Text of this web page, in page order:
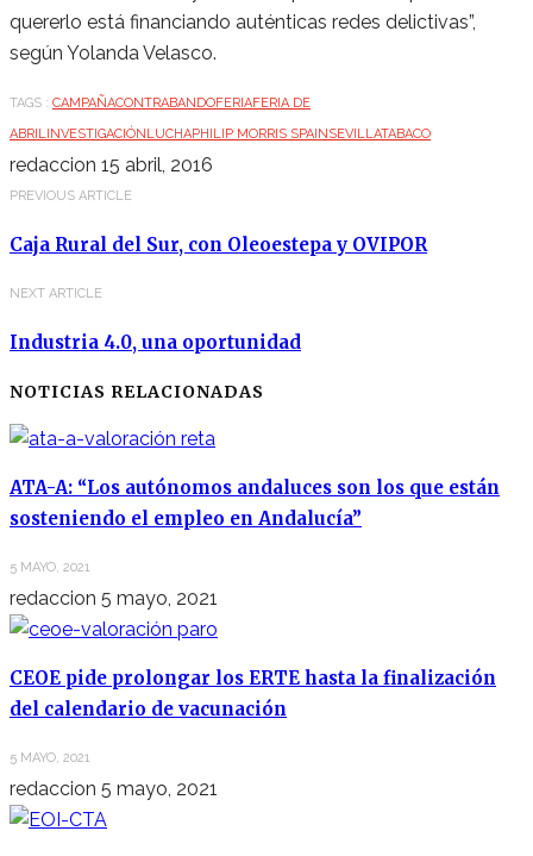
quererlo está financiando auténticas redes delictivas”,
según Yolanda Velasco.
TAGS : CAMPAÑACONTRABANDOFERIAFERIA DE
ABRIL INVESTIGACIÓN LUCHAPHILIP MORRIS SPAINSEVILLATABACO
redaccion 15 abril, 2016
PREVIOUS ARTICLE
Caja Rural del Sur, con Oleoestepa y OVIPOR
NEXT ARTICLE
Industria 4.0, una oportunidad
NOTICIAS RELACIONADAS
ATA-A: “Los autónomos andaluces son los que están
sosteniendo el empleo en Andalucía”
5 MAYO, 2021
redaccion 5 mayo, 2021
CEOE pide prolongar los ERTE hasta la finalización
del calendario de vacunación
5 MAYO, 2021
redaccion 5 mayo, 2021